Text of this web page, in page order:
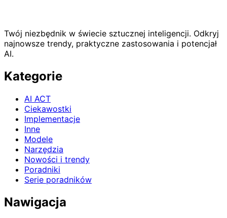
Twój niezbędnik w świecie sztucznej inteligencji. Odkryj
najnowsze trendy, praktyczne zastosowania i potencjał
AI.
Kategorie
AI ACT
Ciekawostki
Implementacje
Inne
Modele
Narzędzia
Nowości i trendy
Poradniki
Serie poradników
Nawigacja